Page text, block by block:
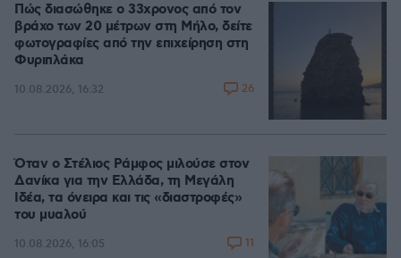
Πώς διασώθηκε ο 33χρονος από τον
βράχο των 20 μέτρων στη Μήλο, δείτε
φωτογραφίες από την επιχείρηση στη
Φυριπλάκα
10.08.2026, 16:32 26
Όταν ο Στέλιος Ράμφος μιλούσε στον
Δανίκα για την Ελλάδα, τη Μεγάλη
Ιδέα, τα όνειρα και τις «διαστροφές»
του μυαλού
10.08.2026, 16:05 11